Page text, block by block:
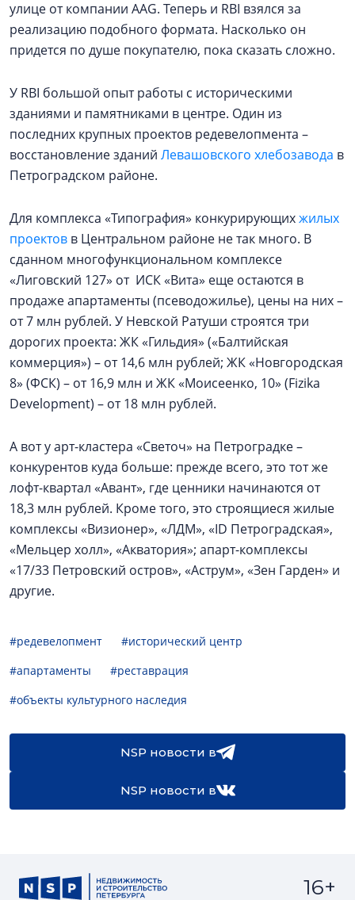
улице от компании AAG. Теперь и RBI взялся за
реализацию подобного формата. Насколько он
придется по душе покупателю, пока сказать сложно.
У RBI большой опыт работы с историческими
зданиями и памятниками в центре. Один из
последних крупных проектов редевелопмента –
восстановление зданий Левашовского хлебозавода в
Петроградском районе.
Для комплекса «Типография» конкурирующихжилых
проектов в Центральном районе не так много. В
сданном многофункциональном комплексе
«Лиговский 127» от ИСК «Вита» еще остаются в
продаже апартаменты (псеводожилье), цены на них –
от 7 млн рублей. У Невской Ратуши строятся три
дорогих проекта: ЖК «Гильдия» («Балтийская
коммерция») – от 14,6 млн рублей; ЖК «Новгородская
8» (ФСК) – от 16,9 млн и ЖК «Моисеенко, 10» (Fizika
Development) – от 18 млн рублей.
А вот у арт-кластера «Светоч» на Петроградке –
конкурентов куда больше: прежде всего, это тот же
лофт-квартал «Авант», где ценники начинаются от
18,3 млн рублей. Кроме того, это строящиеся жилые
комплексы «Визионер», «ЛДМ», «ID Петроградская»,
«Мельцер холл», «Акватория»; апарт-комплексы
«17/33 Петровский остров», «Аструм», «Зен Гарден» и
другие.
#редевелопмент
#исторический центр
#апартаменты
#реставрация
#объекты культурного наследия
NSP новости в
NSP новости в
16+